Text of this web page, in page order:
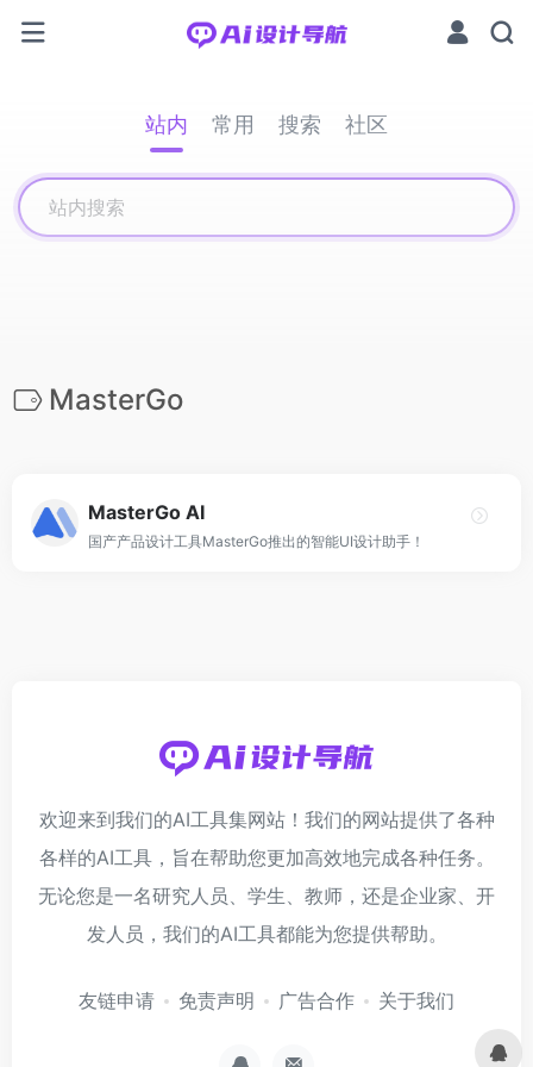
站内 常用 搜索 社区
MasterGo
MasterGo AI
国产产品设计工具MasterGo推出的智能UI设计助手！
欢迎来到我们的AI工具集网站！我们的网站提供了各种
各样的AI工具，旨在帮助您更加高效地完成各种任务。
无论您是一名研究人员、学生、教师，还是企业家、开
发人员，我们的AI工具都能为您提供帮助。
友链申请 免责声明 广告合作 关于我们